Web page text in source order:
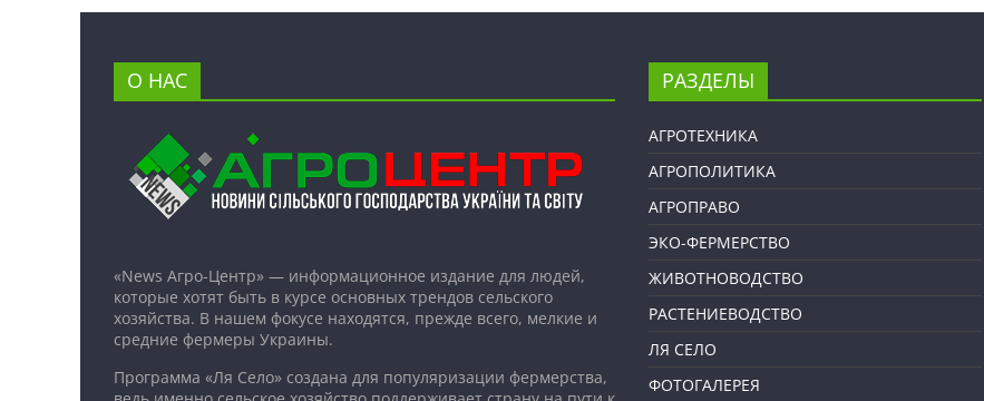
О НАС
«News Агро-Центр» — информационное издание для людей,
которые хотят быть в курсе основных трендов сельского
хозяйства. В нашем фокусе находятся, прежде всего, мелкие и
средние фермеры Украины.
Программа «Ля Село» создана для популяризации фермерства,
РАЗДЕЛЫ
АГРОТЕХНИКА
АГРОПОЛИТИКА
АГРОПРАВО
ЭКО-ФЕРМЕРСТВО
ЖИВОТНОВОДСТВО
РАСТЕНИЕВОДСТВО
ЛЯ СЕЛО
ФОТОГАЛЕРЕЯ